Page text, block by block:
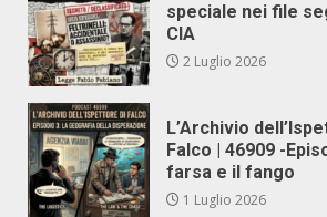
speciale nei file
CIA
2 Luglio 2026
L’Archivio
Falco | 46909 -
farsa e il fango
1 Luglio 2026